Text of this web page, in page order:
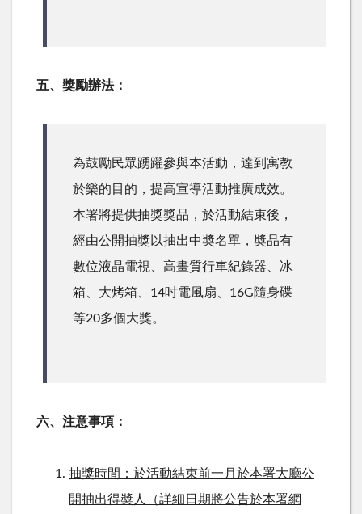
五、獎勵辦法：
為鼓勵民眾踴躍參與本活動，達到寓教
於樂的目的，提高宣導活動推廣成效。
本署將提供抽獎獎品，於活動結束後，
經由公開抽獎以抽出中奬名單，奬品有
數位液晶電視、高畫質行車紀錄器、冰
箱、大烤箱、14吋電風扇、16G隨身碟
等20多個大獎。
六、注意事項：
抽獎時間：於活動結束前一月於本署大廳公
開抽出得奬人（詳細日期將公告於本署網